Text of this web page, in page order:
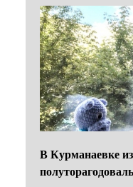
В Курманаевке